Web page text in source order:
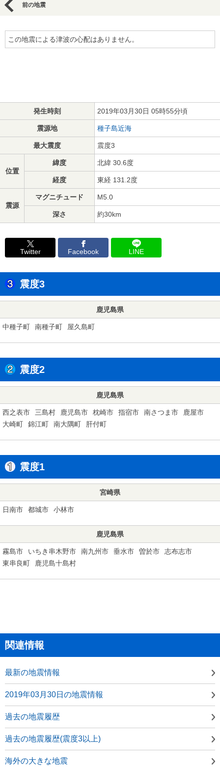
前の地震
この地震による津波の心配はありません。
発生時刻 2019年03月30日 05時55分頃
震源地 種子島近海
最大震度 震度3
位置
緯度 北緯 30.6度
経度 東経 131.2度
震源
マグニチュード M5.0
深さ 約30km
Twitter Facebook LINE
震度3
鹿児島県
中種子町 南種子町 屋久島町
震度2
鹿児島県
西之表市 三島村 鹿児島市 枕崎市 指宿市 南さつま市
鹿屋市
大崎町
錦江町 南大隅町 肝付町
震度1
宮崎県
日南市 都城市 小林市
鹿児島県
霧島市 いちき串木野市 南九州市 垂水市 曽於市
志布志市
東串良町
鹿児島十島村
関連情報
最新の地震情報
2019年03月30日の地震情報
過去の地震履歴
過去の地震履歴(震度3以上)
海外の大きな地震